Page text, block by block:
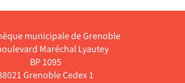
municipale de Grenoble
Maréchal Lyautey
BP 1095
Grenoble Cedex 1